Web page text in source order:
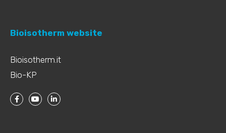
Bioisotherm website
Bioisotherm.it
Bio-KP